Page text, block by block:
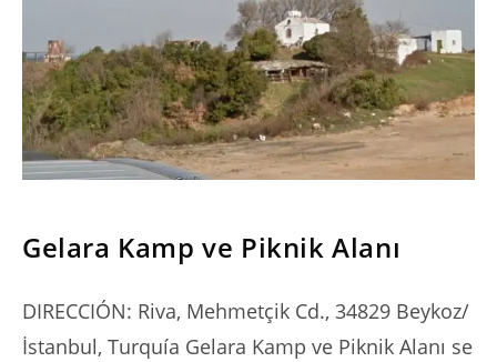
Gelara Kamp ve Piknik Alanı
DIRECCIÓN: Riva, Mehmetçik Cd., 34829 Beykoz/
İstanbul, Turquía Gelara Kamp ve Piknik Alanı se